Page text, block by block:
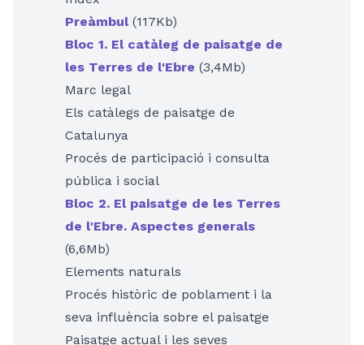
Preàmbul(117Kb)
Bloc 1. El catàleg de paisatge de
les Terres de l'Ebre (3,4Mb)
Marc legal
Els catàlegs de paisatge de
Catalunya
Procés de participació i consulta
pública i social
Bloc 2. El paisatge de les Terres
de l'Ebre. Aspectes generals
(6,6Mb)
Elements naturals
Procés històric de poblament i la
seva influència sobre el paisatge
Paisatge actual i les seves